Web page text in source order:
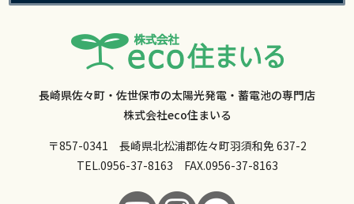
長崎県佐々町・佐世保市の太陽光発電・蓄電池の専門店
株式会社eco住まいる
〒857-0341 長崎県北松浦郡佐々町羽須和免 637-2
TEL.0956-37-8163 FAX.0956-37-8163